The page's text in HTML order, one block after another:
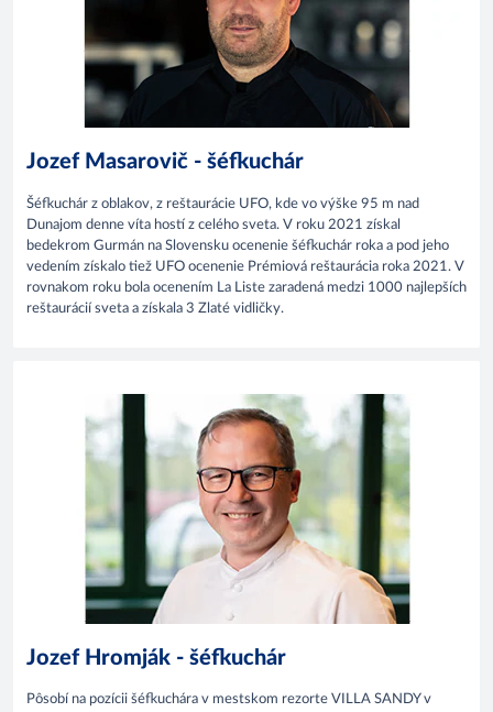
Jozef Masarovič - šéfkuchár
Šéfkuchár z oblakov, z reštaurácie UFO, kde vo výške 95 m nad
Dunajom denne víta hostí z celého sveta. V roku 2021 získal
bedekrom Gurmán na Slovensku ocenenie šéfkuchár roka a pod jeho
vedením získalo tiež UFO ocenenie Prémiová reštaurácia roka 2021. V
rovnakom roku bola ocenením La Liste zaradená medzi 1000 najlepších
reštaurácií sveta a získala 3 Zlaté vidličky.
Jozef Hromják - šéfkuchár
Pôsobí na pozícii šéfkuchára v mestskom rezorte VILLA SANDY v